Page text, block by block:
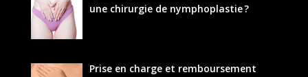
une chirurgie de nymphoplastie ?
Prise en charge et remboursement